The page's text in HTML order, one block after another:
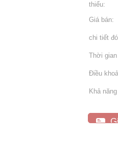
thiểu:
Giá bán:
chi tiết
Thời gian
Điều
Khả